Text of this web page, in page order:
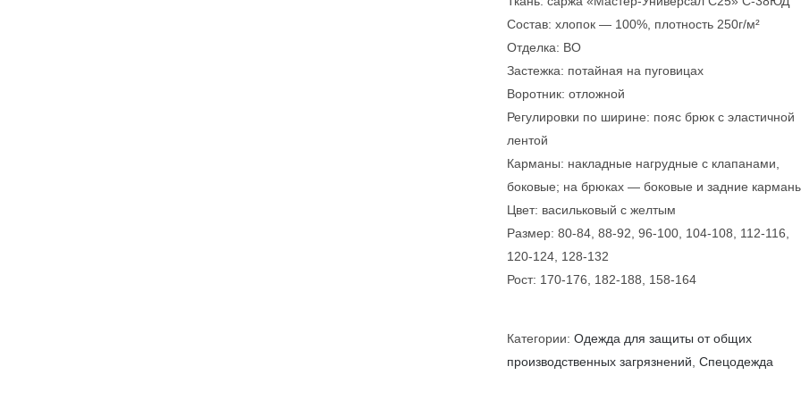
Состав: хлопок — 100%, плотность 250г/м²
Отделка: ВО
Застежка: потайная на пуговицах
Воротник: отложной
Регулировки по ширине: пояс брюк с эластичной
лентой
Карманы: накладные нагрудные с клапанами,
боковые; на брюках — боковые и задние
Цвет: васильковый с желтым
Размер: 80-84, 88-92, 96-100, 104-108, 112-116,
120-124, 128-132
Рост: 170-176, 182-188, 158-164
Категории: Одежда для защиты от общих
производственных загрязнений Спецодежда